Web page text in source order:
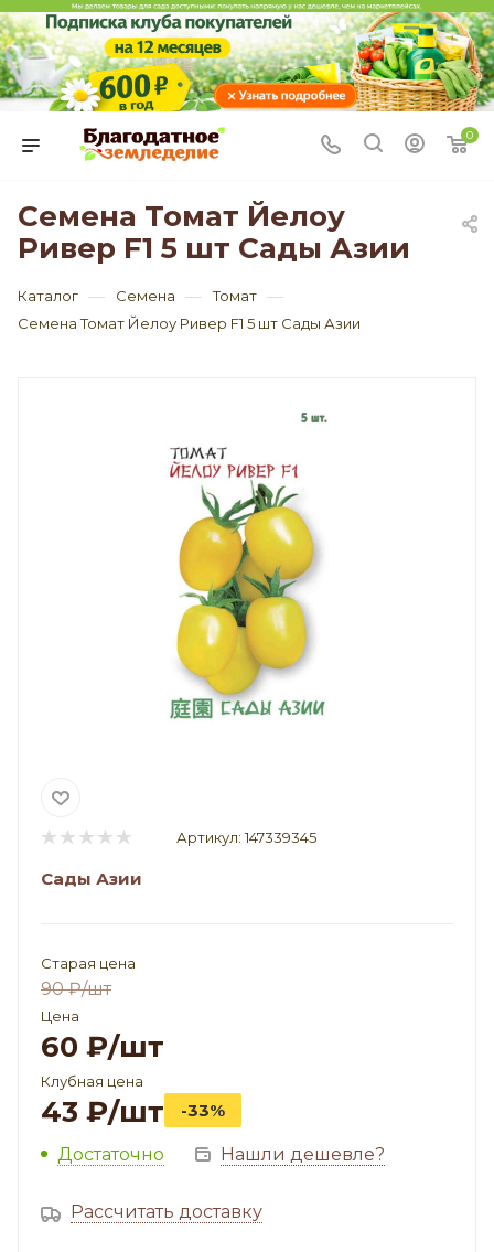
0
Семена Томат Йелоу
Ривер F1 5 шт Сады Азии
Каталог — Семена — Томат —
Семена Томат Йелоу Ривер F1 5 шт Сады Азии
Артикул: 147339345
Сады Азии
Старая цена
90₽/шт
Цена
60 ₽/шт
Клубная цена
43 ₽/шт -33%
Достаточно Нашли дешевле?
Рассчитать доставку